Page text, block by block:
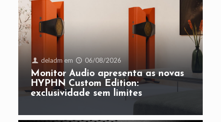
deladm em 06/08/2026
Monitor Audio apresenta as novas
HYPHN Custom Edition:
exclusividade sem limites